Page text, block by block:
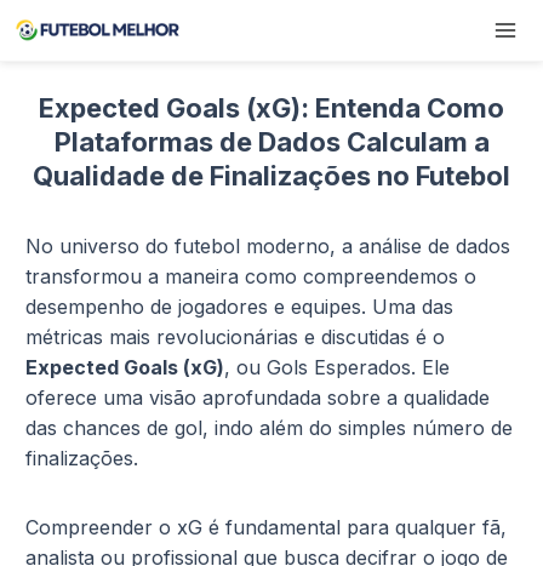
Pular
para
Conteúdo
Expected Goals (xG): Entenda Como
Plataformas de Dados Calculam a
Qualidade de Finalizações no Futebol
No universo do futebol moderno, a análise de dados
transformou a maneira como compreendemos o
desempenho de jogadores e equipes. Uma das
métricas mais revolucionárias e discutidas é o
Expected Goals (xG), ou Gols Esperados. Ele
oferece uma visão aprofundada sobre a qualidade
das chances de gol, indo além do simples número de
finalizações.
Compreender o xG é fundamental para qualquer fã,
analista ou profissional que busca decifrar o jogo de